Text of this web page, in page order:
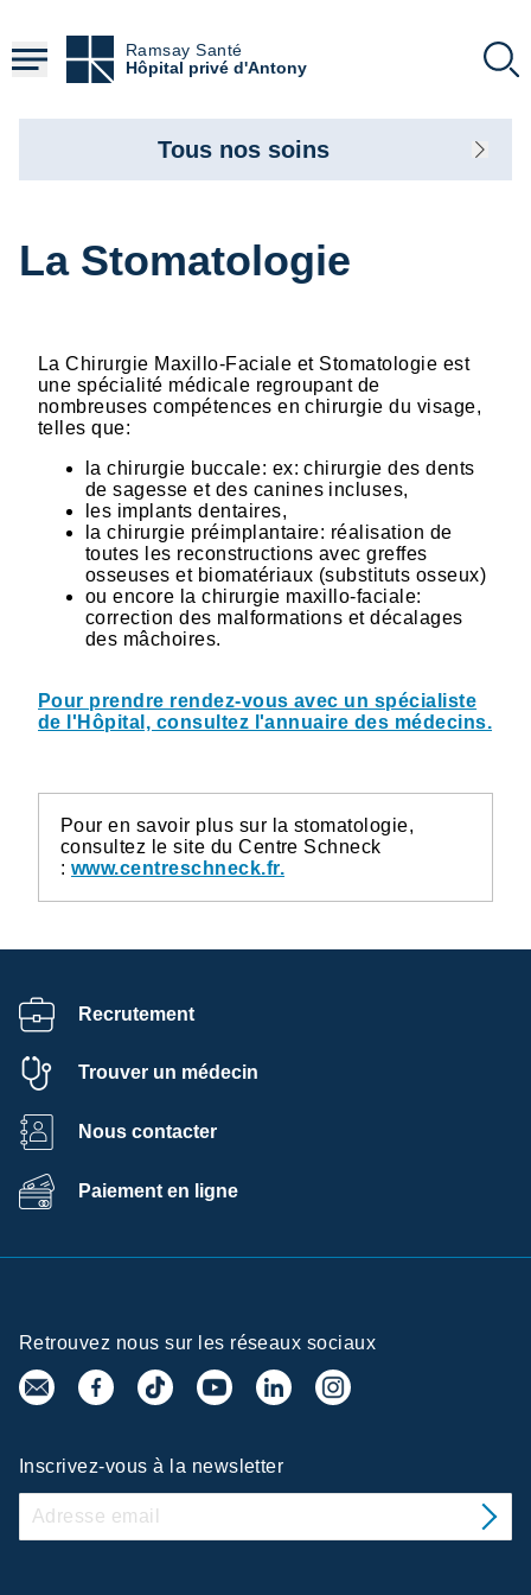
contenu
principal
Ramsay Santé
Hôpital privé d'Antony
La Stomatologie
La Chirurgie Maxillo-Faciale et Stomatologie est
une spécialité médicale regroupant de
nombreuses compétences en chirurgie du visage,
telles que:
la chirurgie buccale: ex: chirurgie des dents
de sagesse et des canines incluses,
les implants dentaires,
la chirurgie préimplantaire: réalisation de
toutes les reconstructions avec greffes
osseuses et biomatériaux (substituts osseux)
ou encore la chirurgie maxillo-faciale:
correction des malformations et décalages
des mâchoires.
Pour prendre rendez-vous avec un spécialiste
de l'Hôpital, consultez l'annuaire des médecins.
Pour en savoir plus sur la stomatologie,
consultez le site du Centre Schneck
: www.centreschneck.fr.
Tous nos soins
Recrutement
Trouver un médecin
Nous contacter
Paiement en ligne
Retrouvez nous sur les réseaux sociaux
Inscrivez-vous à la newsletter